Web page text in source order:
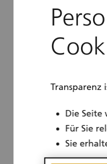
Transparenz
Die Seite
Für Sie
Sie